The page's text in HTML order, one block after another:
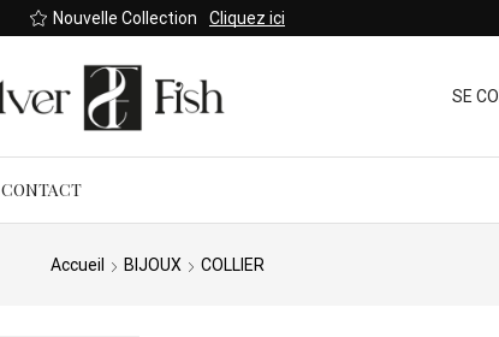
Nouvelle Collection Cliquez ici
SE
CONTACT
Accueil BIJOUX COLLIER